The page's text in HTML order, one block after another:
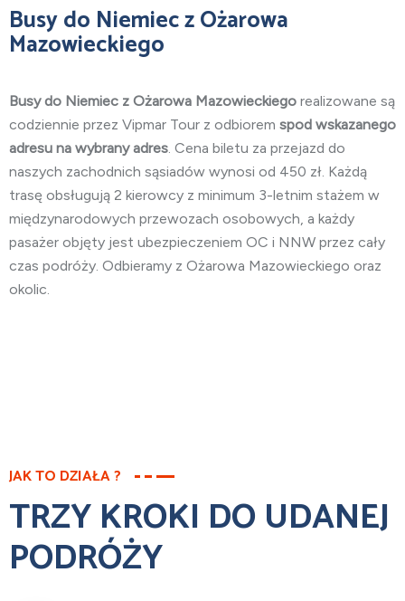
Busy do Niemiec z Ożarowa
Mazowieckiego
Busy do Niemiec z Ożarowa Mazowieckiego realizowane są
codziennie przez Vipmar Tour z odbiorem spod wskazanego
adresu na wybrany adres. Cena biletu za przejazd do
naszych zachodnich sąsiadów wynosi od 450 zł. Każdą
trasę obsługują 2 kierowcy z minimum 3-letnim stażem w
międzynarodowych przewozach osobowych, a każdy
pasażer objęty jest ubezpieczeniem OC i NNW przez cały
czas podróży. Odbieramy z Ożarowa Mazowieckiego oraz
okolic.
JAK TO DZIAŁA ?
TRZY KROKI DO UDANEJ
PODRÓŻY